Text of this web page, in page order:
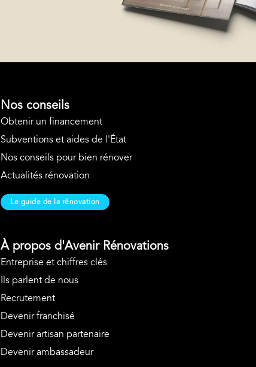
Nos conseils
Obtenir un financement
Subventions et aides de l'État
Nos conseils pour bien rénover
Actualités rénovation
Le guide de la rénovation
À propos d'Avenir Rénovations
Entreprise et chiffres clés
Ils parlent de nous
Recrutement
Devenir franchisé
Devenir artisan partenaire
Devenir ambassadeur